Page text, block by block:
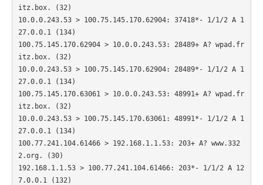
itz.box. (32)
10.0.0.243.53 > 100.75.145.170.62904: 37418*- 1/1/2 A 1
27.0.0.1 (134)
100.75.145.170.62904 > 10.0.0.243.53: 28489+ A? wpad.fr
itz.box. (32)
10.0.0.243.53 > 100.75.145.170.62904: 28489*- 1/1/2 A 1
27.0.0.1 (134)
100.75.145.170.63061 > 10.0.0.243.53: 48991+ A? wpad.fr
itz.box. (32)
10.0.0.243.53 > 100.75.145.170.63061: 48991*- 1/1/2 A 1
27.0.0.1 (134)
100.77.241.104.61466 > 192.168.1.1.53: 203+ A? www.332
2.org. (30)
192.168.1.1.53 > 100.77.241.104.61466: 203*- 1/1/2 A 12
7.0.0.1 (132)